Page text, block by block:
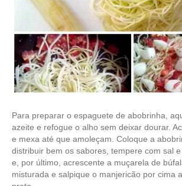
Para preparar o espaguete de abobrinha,
azeite e refogue o alho sem deixar dourar.
e mexa até que amoleçam. Coloque a
distribuir bem os sabores, tempere com sal
e, por último, acrescente a muçarela de
misturada e salpique o manjericão por cima